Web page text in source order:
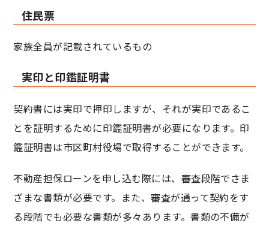
住民票
家族全員が記載されているもの
実印と印鑑証明書
契約書には実印で押印しますが、それが実印であるこ
とを証明するために印鑑証明書が必要になります。印
鑑証明書は市区町村役場で取得することができます。
不動産担保ローンを申し込む際には、審査段階でさま
ざまな書類が必要です。また、審査が通って契約をす
る段階でも必要な書類が多々あります。書類の不備が